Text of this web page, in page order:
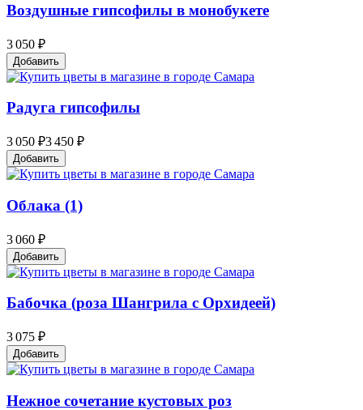
Воздушные гипсофилы в монобукете
3 050 ₽
Добавить
Радуга гипсофилы
3 050 ₽3 450 ₽
Добавить
Облака (1)
3 060 ₽
Добавить
Бабочка (роза Шангрила с Орхидеей)
3 075 ₽
Добавить
Нежное сочетание кустовых роз